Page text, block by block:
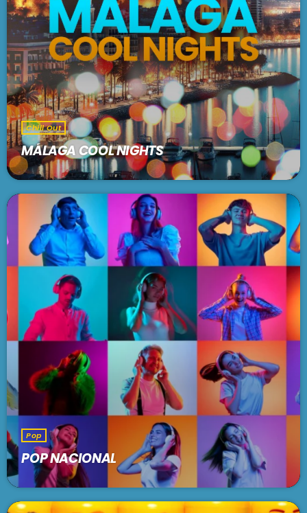
Chill Out
MÁLAGA COOL NIGHTS
Pop
POP NACIONAL